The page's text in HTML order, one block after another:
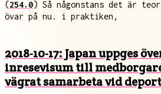
(254.0) Så någonstans det är
övar på nu. i praktiken,
2018-10-17: Japan uppges
inresevisum till
vägrat samarbeta vid